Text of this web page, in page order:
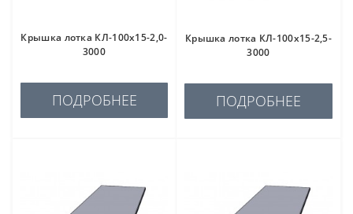
Крышка лотка КЛ-100х15-2,0-
3000
ПОДРОБНЕЕ
Крышка лотка КЛ-100х15-2,5-
3000
ПОДРОБНЕЕ